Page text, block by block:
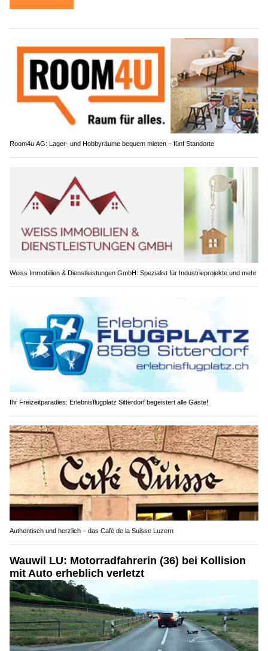
Room4u AG: Lager- und Hobbyräume bequem mieten – fünf Standorte
Weiss Immobilien & Dienstleistungen GmbH: Spezialist für Industrieprojekte und mehr
Ihr Freizeitparadies: Erlebnisflugplatz Sitterdorf begeistert alle Gäste!
Authentisch und herzlich – das Café de la Suisse Luzern
Wauwil LU: Motorradfahrerin (36) bei Kollision
mit Auto erheblich verletzt